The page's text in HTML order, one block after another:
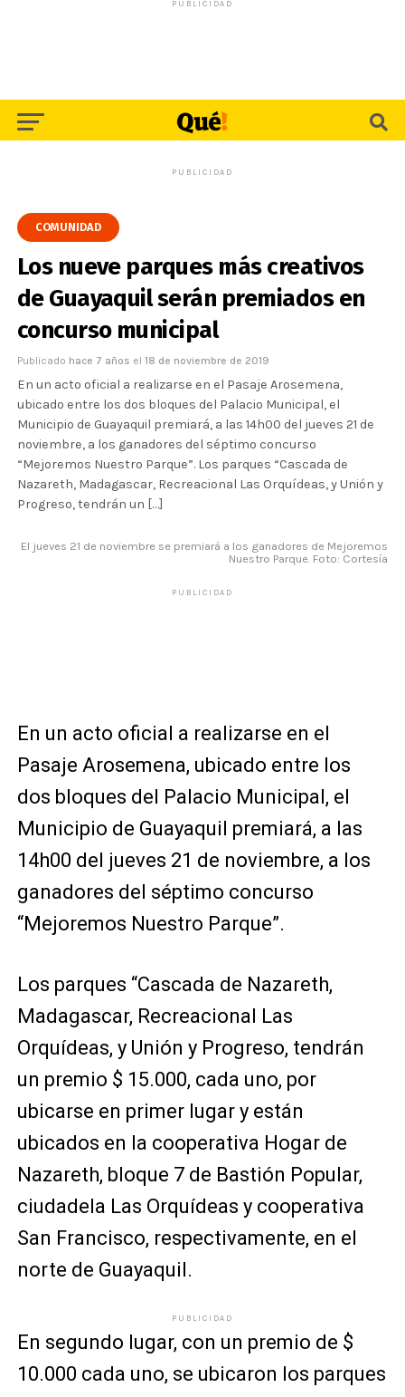
PUBLICIDAD
PUBLICIDAD
COMUNIDAD
Los nueve parques más creativos
de Guayaquil serán premiados en
concurso municipal
Publicado hace 7 años el 18 de noviembre de 2019
En un acto oficial a realizarse en el Pasaje Arosemena,
ubicado entre los dos bloques del Palacio Municipal, el
Municipio de Guayaquil premiará, a las 14h00 del jueves 21 de
noviembre, a los ganadores del séptimo concurso
“Mejoremos Nuestro Parque”. Los parques “Cascada de
Nazareth, Madagascar, Recreacional Las Orquídeas, y Unión y
Progreso, tendrán un […]
El jueves 21 de noviembre se premiará a los ganadores de Mejoremos
Nuestro Parque. Foto: Cortesía
PUBLICIDAD
En un acto oficial a realizarse en el
Pasaje Arosemena, ubicado entre los
dos bloques del Palacio Municipal, el
Municipio de Guayaquil premiará, a las
14h00 del jueves 21 de noviembre, a los
ganadores del séptimo concurso
“Mejoremos Nuestro Parque”.
Los parques “Cascada de Nazareth,
Madagascar, Recreacional Las
Orquídeas, y Unión y Progreso, tendrán
un premio $ 15.000, cada uno, por
ubicarse en primer lugar y están
ubicados en la cooperativa Hogar de
Nazareth, bloque 7 de Bastión Popular,
ciudadela Las Orquídeas y cooperativa
San Francisco, respectivamente, en el
norte de Guayaquil.
PUBLICIDAD
En segundo lugar, con un premio de $
10.000 cada uno, se ubicaron los parques